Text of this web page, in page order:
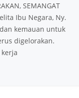
SEMANGAT
Ibu Negara, Ny.
kemauan untuk
digelorakan.